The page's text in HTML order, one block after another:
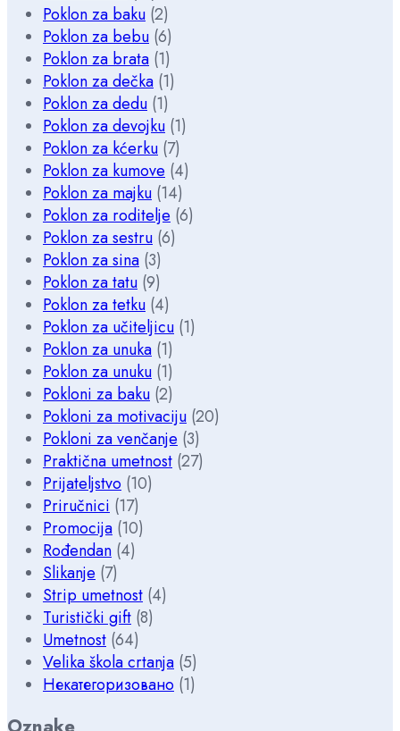
Poklon za baku (2)
Poklon za bebu (6)
Poklon za brata (1)
Poklon za dečka (1)
Poklon za dedu (1)
Poklon za devojku (1)
Poklon za kćerku (7)
Poklon za kumove (4)
Poklon za majku (14)
Poklon za roditelje (6)
Poklon za sestru (6)
Poklon za sina (3)
Poklon za tatu (9)
Poklon za tetku (4)
Poklon za učiteljicu (1)
Poklon za unuka (1)
Poklon za unuku (1)
Pokloni za baku (2)
Pokloni za motivaciju (20)
Pokloni za venčanje (3)
Praktična umetnost (27)
Prijateljstvo (10)
Priručnici (17)
Promocija (10)
Rođendan (4)
Slikanje (7)
Strip umetnost (4)
Turistički gift (8)
Umetnost (64)
Velika škola crtanja (5)
Некатегоризовано (1)